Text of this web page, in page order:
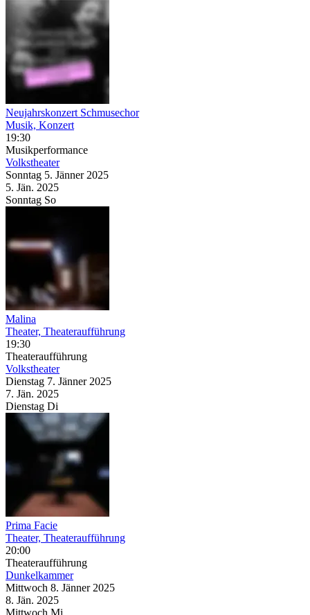
Neujahrskonzert Schmusechor
Musik, Konzert
19:30
Musikperformance
Volkstheater
Sonntag 5. Jänner 2025
5. Jän. 2025
Sonntag So
Malina
Theater, Theateraufführung
19:30
Theateraufführung
Volkstheater
Dienstag 7. Jänner 2025
7. Jän. 2025
Dienstag Di
Prima Facie
Theater, Theateraufführung
20:00
Theateraufführung
Dunkelkammer
Mittwoch 8. Jänner 2025
8. Jän. 2025
Mittwoch Mi